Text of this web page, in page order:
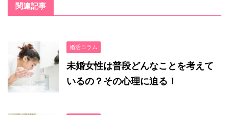
関連記事
婚活コラム
未婚女性は普段どんなことを考えて
いるの？その心理に迫る！